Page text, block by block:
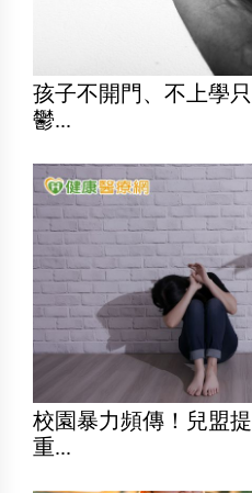
孩子不開門、不上學
鬱...
校園暴力頻傳！兒盟
重...